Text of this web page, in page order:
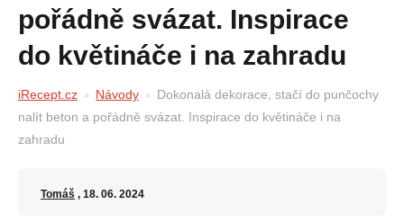
pořádně svázat. Inspirace
do květináče i na zahradu
iRecept.cz Návody
Dokonalá dekorace, stačí do punčochy
nalít beton a pořádně svázat. Inspirace do květináče i na
zahradu
Tomáš , 18. 06. 2024